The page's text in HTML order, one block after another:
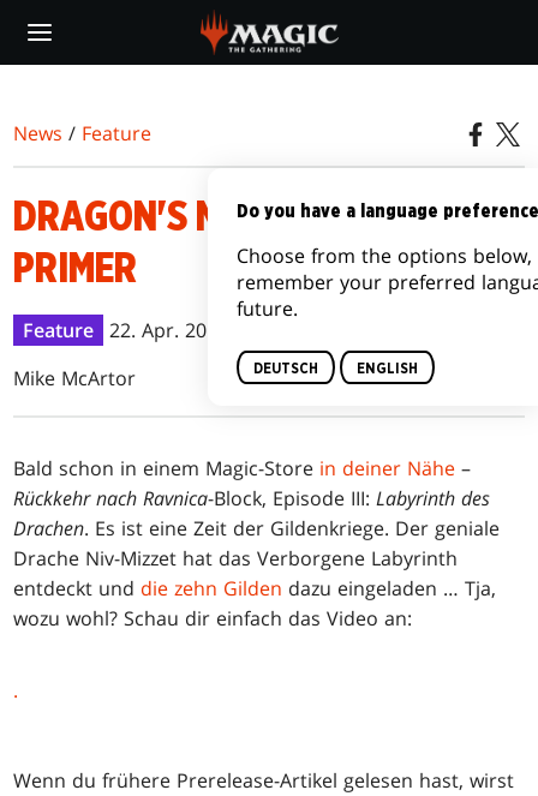
main
News / Feature
DRAGON'S MAZE PRERELEASE
PRIMER
Feature
22. Apr. 2013
Mike McArtor
Bald schon in einem Magic-Store in deiner Nähe –
Rückkehr nach Ravnica-Block, Episode III:Labyrinth des
Drachen. Es ist eine Zeit der Gildenkriege. Der geniale
Drache Niv-Mizzet hat das Verborgene Labyrinth
entdeckt und die zehn Gilden dazu eingeladen … Tja,
wozu wohl? Schau dir einfach das Video an:
.
Wenn du frühere Prerelease-Artikel gelesen hast, wirst
Do you have a language
Choose from the options below,
remember your preferred
future.
DEUTSCH ENGLISH